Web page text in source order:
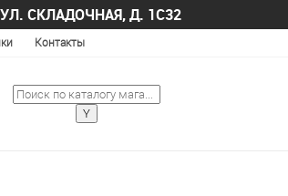
СКЛАДОЧНАЯ, Д. 1С32
Контакты